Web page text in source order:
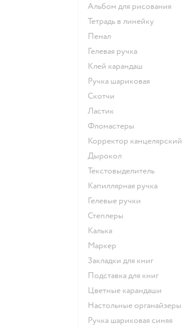
Альбом для рисования
Тетрадь в линейку
Пенал
Гелевая ручка
Клей карандаш
Ручка шариковая
Скотчи
Ластик
Фломастеры
Корректор канцелярский
Дырокол
Текстовыделитель
Капиллярная ручка
Гелевые ручки
Степлеры
Калька
Маркер
Закладки для книг
Подставка для книг
Цветные карандаши
Настольные органайзеры
Ручка шариковая синяя